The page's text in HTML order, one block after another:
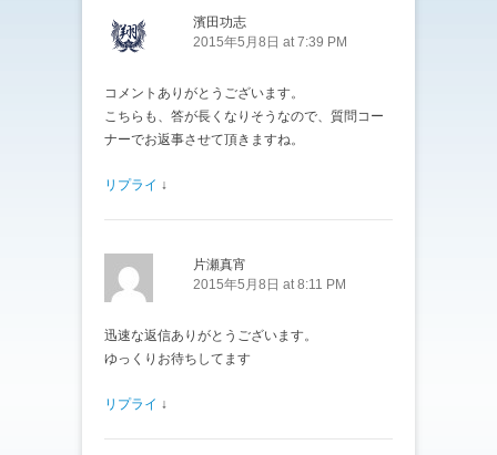
濱田功志
2015年5月8日 at 7:39 PM
コメントありがとうございます。
こちらも、答が長くなりそうなので、質問コー
ナーでお返事させて頂きますね。
リプライ ↓
片瀬真宵
2015年5月8日 at 8:11 PM
迅速な返信ありがとうございます。
ゆっくりお待ちしてます
リプライ ↓